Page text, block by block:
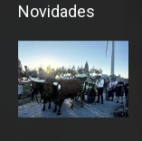
Novidades